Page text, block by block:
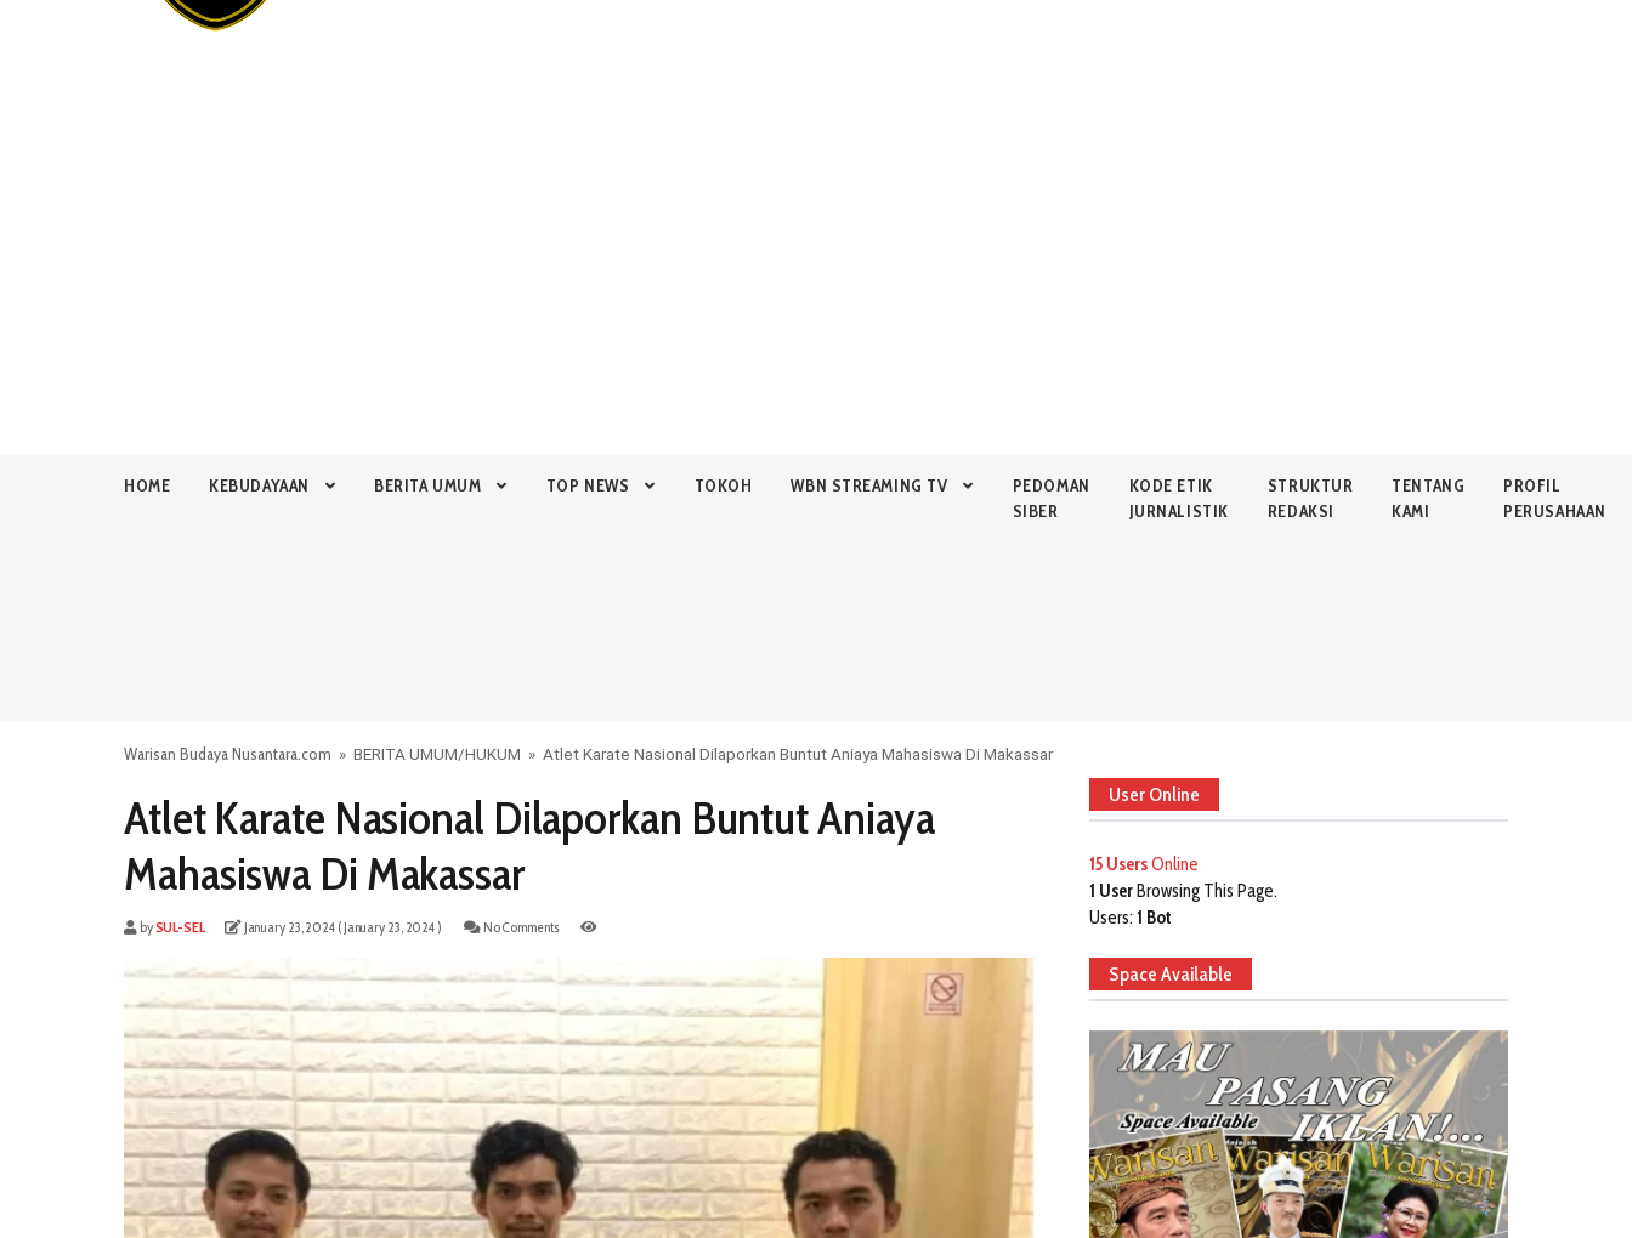
HOME KEBUDAYAAN BERITA UMUM TOP NEWS TOKOH WBN STREAMING TV
PEDOMAN
SIBER
KODE ETIK
JURNALISTIK
STRUKTUR
REDAKSI
TENTANG
KAMI
PROFIL
PERUSAHAAN
Warisan Budaya Nusantara.com » BERITA UMUM/HUKUM » Atlet Karate Nasional Dilaporkan Buntut Aniaya Mahasiswa Di Makassar
Atlet Karate Nasional Dilaporkan Buntut Aniaya
Mahasiswa Di Makassar
bySUL-SEL January 23, 2024 ( January 23, 2024 ) No Comments
User Online
15 UsersOnline
1 UserBrowsing This Page.
Users: 1 Bot
Space Available